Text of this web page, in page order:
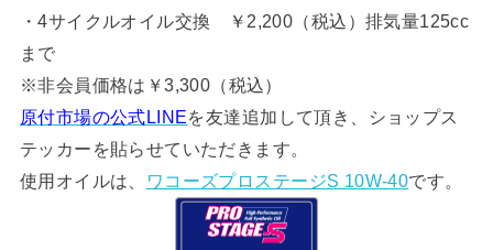
・4サイクルオイル交換 ￥2,200（税込）排気量125cc
まで
※非会員価格は￥3,300（税込）
原付市場の公式LINEを友達追加して頂き、ショップス
テッカーを貼らせていただきます。
使用オイルは、
ワコーズプロステージS 10W-40です。